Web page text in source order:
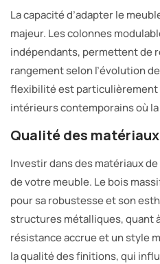
La capacité d’adapter le
majeur. Les colonnes
indépendants, permettent de
rangement selon l’évolution
flexibilité est particulièrement
intérieurs contemporains où
Qualité des
Investir dans des matériaux
de votre meuble. Le bois
pour sa robustesse et son
structures métalliques, quant
résistance accrue et un style
la qualité des finitions, qui